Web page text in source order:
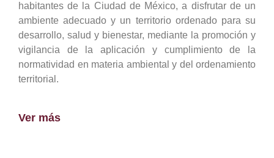
habitantes de la Ciudad de México, a disfrutar de un
ambiente adecuado y un territorio ordenado para su
desarrollo, salud y bienestar, mediante la promoción y
vigilancia de la aplicación y cumplimiento de la
normatividad en materia ambiental y del ordenamiento
territorial.
Ver más